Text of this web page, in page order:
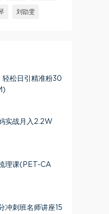
刘勖雯
轻松日引精准粉30
实战月入2.2W
理课(PET-CA
冲刺班名师讲座15